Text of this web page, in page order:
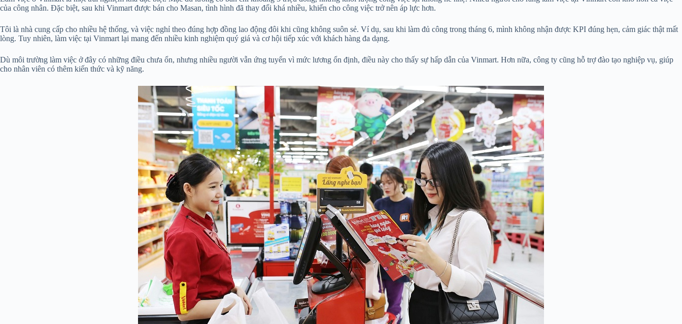
của công nhân. Đặc biệt, sau khi Vinmart được bán cho Masan, tình hình đã thay đổi khá nhiều, khiến cho công việc trở nên áp lực hơn.
Tôi là nhà cung cấp cho nhiều hệ thống, và việc nghỉ theo đúng hợp đồng lao động đôi khi cũng không suôn sẻ. Ví dụ, sau khi làm đủ công trong tháng 6, mình không nhận được KPI đúng hẹn, cảm giác thật mất
lòng. Tuy nhiên, làm việc tại Vinmart lại mang đến nhiều kinh nghiệm quý giá và cơ hội tiếp xúc với khách hàng đa dạng.
Dù môi trường làm việc ở đây có những điều chưa ổn, nhưng nhiều người vẫn ứng tuyển vì mức lương ổn định, điều này cho thấy sự hấp dẫn của Vinmart. Hơn nữa, công ty cũng hỗ trợ đào tạo nghiệp vụ, giúp
cho nhân viên có thêm kiến thức và kỹ năng.